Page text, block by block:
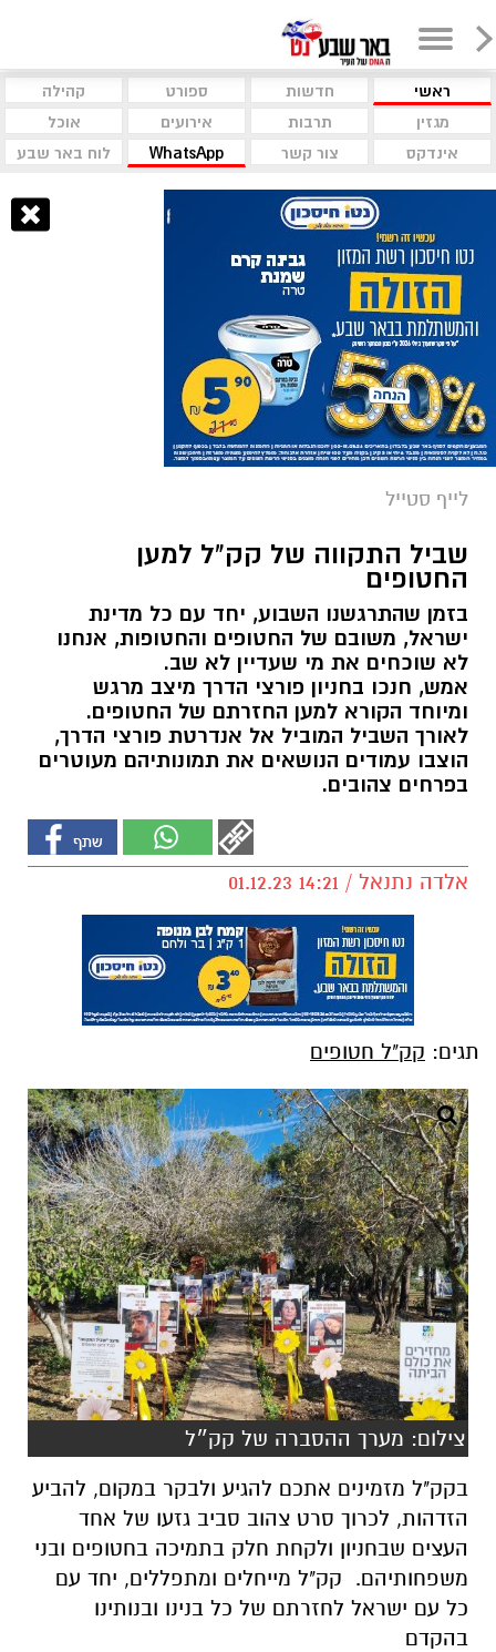
ראשי חדשות ספורט
קהילה
מגזין
תרבות אירועים
אוכל
אינדקס
צור קשר WhatsApp לוח באר שבע
לייף סטייל
שביל התקווה של קק"ל למען
החטופים
בזמן שהתרגשנו השבוע, יחד עם כל מדינת
ישראל, משובם של החטופים והחטופות, אנחנו
לא שוכחים את מי שעדיין לא שב.
אמש, חנכו בחניון פורצי הדרך מיצב מרגש
ומיוחד הקורא למען החזרתם של החטופים.
לאורך השביל המוביל אל אנדרטת פורצי הדרך,
הוצבו עמודים הנושאים את תמונותיהם מעוטרים
בפרחים צהובים.
אלדה נתנאל / 14:21 01.12.23
תגים: קק"ל חטופים
צילום: מערך ההסברה של קק״ל
בקק"ל מזמינים אתכם להגיע ולבקר במקום, להביע
הזדהות, לכרוך סרט צהוב סביב גזעו של אחד
העצים שבחניון ולקחת חלק בתמיכה בחטופים ובני
משפחותיהם. קק"ל מייחלים ומתפללים, יחד עם
כל עם ישראל לחזרתם של כל בנינו ובנותינו
בהקדם